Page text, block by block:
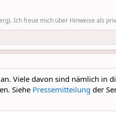
Ich freue mich über Hinweise als
Viele davon sind nämlich in
Siehe Pressemitteilung der